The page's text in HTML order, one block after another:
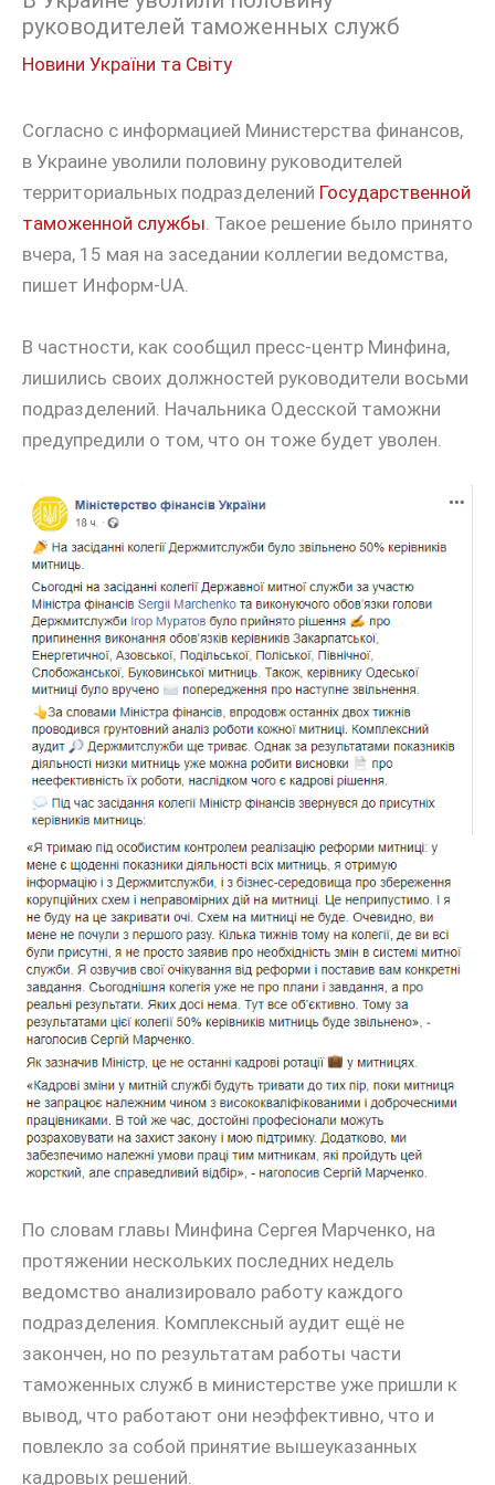
руководителей таможенных служб
Новини України та Світу
Согласно с информацией Министерства финансов,
в Украине уволили половину руководителей
территориальных подразделений Государственной
таможенной службы. Такое решение было принято
вчера, 15 мая на заседании коллегии ведомства,
пишет Информ-UA.
В частности, как сообщил пресс-центр Минфина,
лишились своих должностей руководители восьми
подразделений. Начальника Одесской таможни
предупредили о том, что он тоже будет уволен.
По словам главы Минфина Сергея Марченко, на
протяжении нескольких последних недель
ведомство анализировало работу каждого
подразделения. Комплексный аудит ещё не
закончен, но по результатам работы части
таможенных служб в министерстве уже пришли к
вывод, что работают они неэффективно, что и
повлекло за собой принятие вышеуказанных
кадровых решений.